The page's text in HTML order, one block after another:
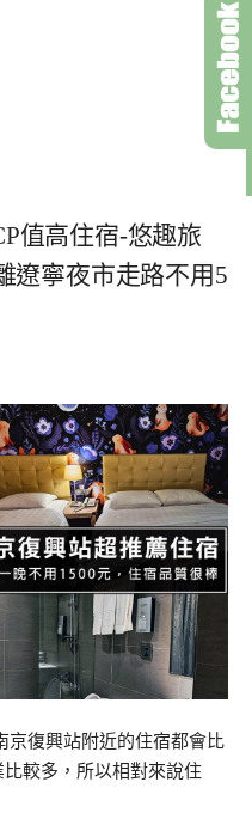
值高住宿-悠趣旅
遼寧夜市走路不用5
京復興站附近的住宿都會比
較多，所以相對來說住